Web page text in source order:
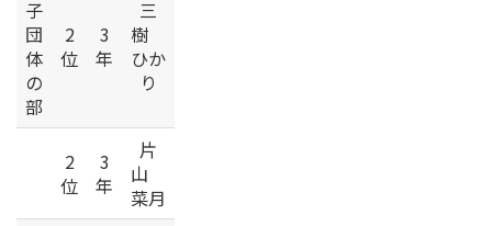
子
団
体
の
部
2
位
3
年
三
樹
ひか
り
2
位
3
年
片
山
菜月